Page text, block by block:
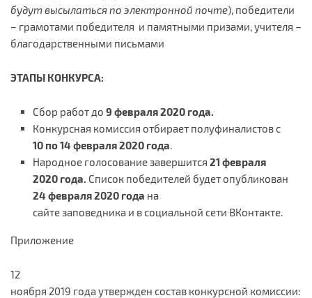
будут высылаться по электронной почте), победители
– грамотами победителя и памятными призами, учителя –
благодарственными письмами
ЭТАПЫ КОНКУРСА:
Сбор работ до 9 февраля 2020 года.
Конкурсная комиссия отбирает полуфиналистов с
10 по 14 февраля 2020 года.
Народное голосование завершится 21 февраля
2020 года. Список победителей будет опубликован
24 февраля 2020 года на
сайте заповедника и в социальной сети ВКонтакте.
Приложение
12
ноября 2019 года утвержден состав конкурсной комиссии: